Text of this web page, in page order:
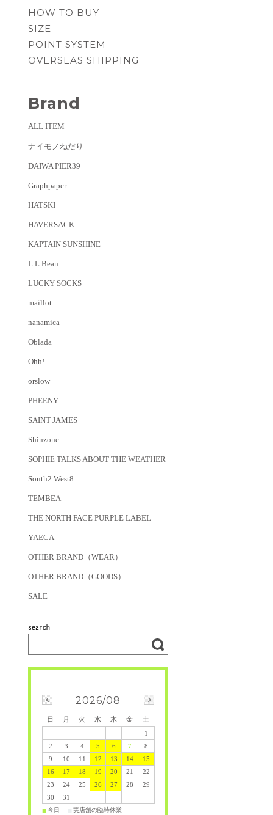
HOW TO BUY
SIZE
POINT SYSTEM
OVERSEAS SHIPPING
Brand
ALL ITEM
ナイモノねだり
DAIWA PIER39
Graphpaper
HATSKI
HAVERSACK
KAPTAIN SUNSHINE
L.L.Bean
LUCKY SOCKS
maillot
nanamica
Oblada
Ohh!
orslow
PHEENY
SAINT JAMES
Shinzone
SOPHIE TALKS ABOUT THE WEATHER
South2 West8
TEMBEA
THE NORTH FACE PURPLE LABEL
YAECA
OTHER BRAND（WEAR）
OTHER BRAND（GOODS）
SALE
2026/08
日 月 火 水 木 金
土
1
2
3 4 5 6 7
8
9
10 11 12 13 14
15
16
17 18 19 20 21
22
23
24 25 26 27 28
29
30
31
■今日 実店舗の臨時休業